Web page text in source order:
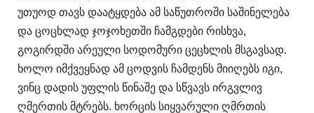
უთუოდ თავს დაატყდება ამ საწუთროში საშინელება
და ცოცხლად ჯოჯოხეთში ჩამგდები რისხვა,
გოგირდში არეული სოდომური ცეცხლის მსგავსად.
ხოლო იმქვეყნად ამ ცოდვის ჩამდენს მიიღებს იგი,
ვინც დადის უფლის წინაშე და სწვავს ირგვლივ
ღმერთის მტრებს. ხორცის სიყვარული ღმრთის